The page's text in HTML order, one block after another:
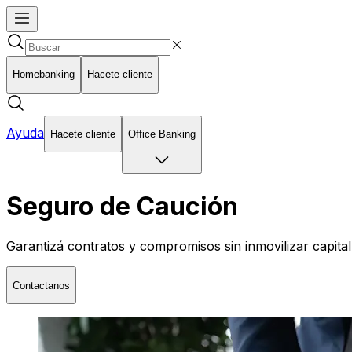
Homebanking Hacete cliente
Ayuda Hacete cliente Office Banking
Seguro de Caución
Garantizá contratos y compromisos sin inmovilizar
Contactanos